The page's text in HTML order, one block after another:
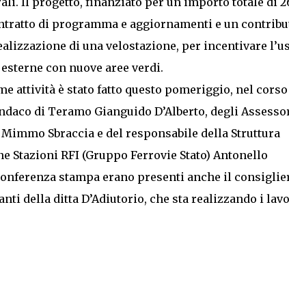
di programma e aggiornamenti e un
di una velostazione, per incentivare
con nuove aree verdi.
attività è stato fatto questo pomeriggio, nel
di Teramo Gianguido D’Alberto, degli
Sbraccia e del responsabile della Struttura
Stazioni RFI (Gruppo Ferrovie Stato) Antonello
stampa erano presenti anche il
della ditta D’Adiutorio, che sta realizzando i